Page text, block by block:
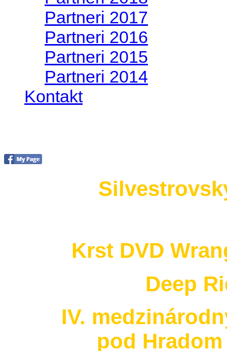
Partneri 2017
Partneri 2016
Partneri 2015
Partneri 2014
Kontakt
Krst DVD
Deep
IV.
pod Hradom